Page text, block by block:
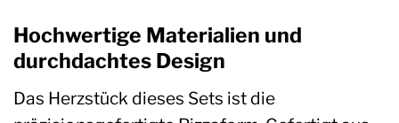
Hochwertige Materialien und
durchdachtes Design
Das Herzstück dieses Sets ist die